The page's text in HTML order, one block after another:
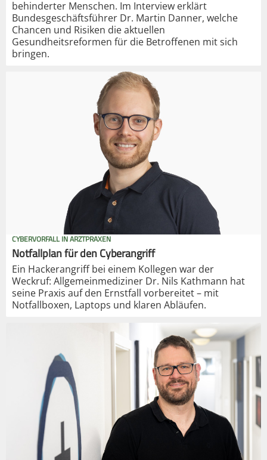
behinderter Menschen. Im Interview erklärt
Bundesgeschäftsführer Dr. Martin Danner, welche
Chancen und Risiken die aktuellen
Gesundheitsreformen für die Betroffenen mit sich
bringen.
CYBERVORFALL IN ARZTPRAXEN
Notfallplan für den Cyberangriff
Ein Hackerangriff bei einem Kollegen war der
Weckruf: Allgemeinmediziner Dr. Nils Kathmann hat
seine Praxis auf den Ernstfall vorbereitet – mit
Notfallboxen, Laptops und klaren Abläufen.